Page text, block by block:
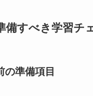
備すべき学習チ
の準備項目